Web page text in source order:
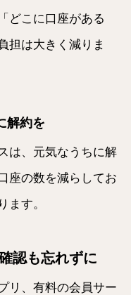
どこに口座がある
担は大きく減りま
解約を
は、元気なうちに解
座の数を減らしてお
ます。
認も忘れずに
リ、有料の会員サー